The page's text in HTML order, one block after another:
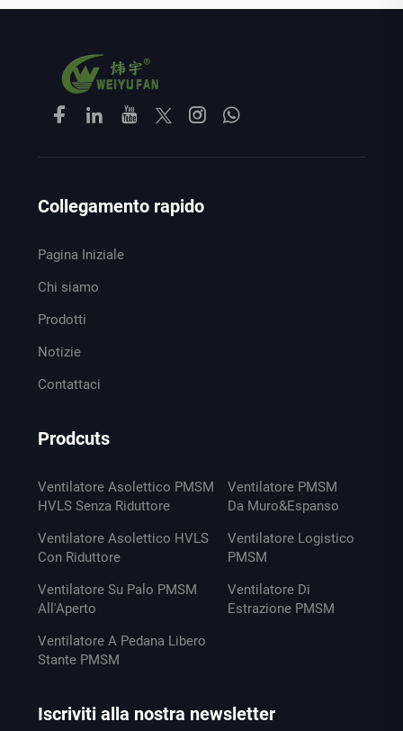
Collegamento rapido
Pagina Iniziale
Chi siamo
Prodotti
Notizie
Contattaci
Prodcuts
Ventilatore Asolettico PMSM
HVLS Senza Riduttore
Ventilatore Asolettico HVLS
Con Riduttore
Ventilatore Su Palo PMSM
All'Aperto
Ventilatore A Pedana Libero
Stante PMSM
Ventilatore PMSM
Da Muro&Espanso
Ventilatore Logistico
PMSM
Ventilatore Di
Estrazione PMSM
Iscriviti alla nostra newsletter